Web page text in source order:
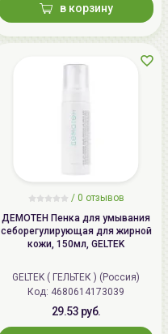
в корзину
/ 0 отзывов
ДЕМОТЕН Пенка для умывания
себорегулирующая для жирной
кожи, 150мл, GELTEK
GELTEK ( ГЕЛЬТЕК ) (Россия)
Код: 4680614173039
29.53 руб.